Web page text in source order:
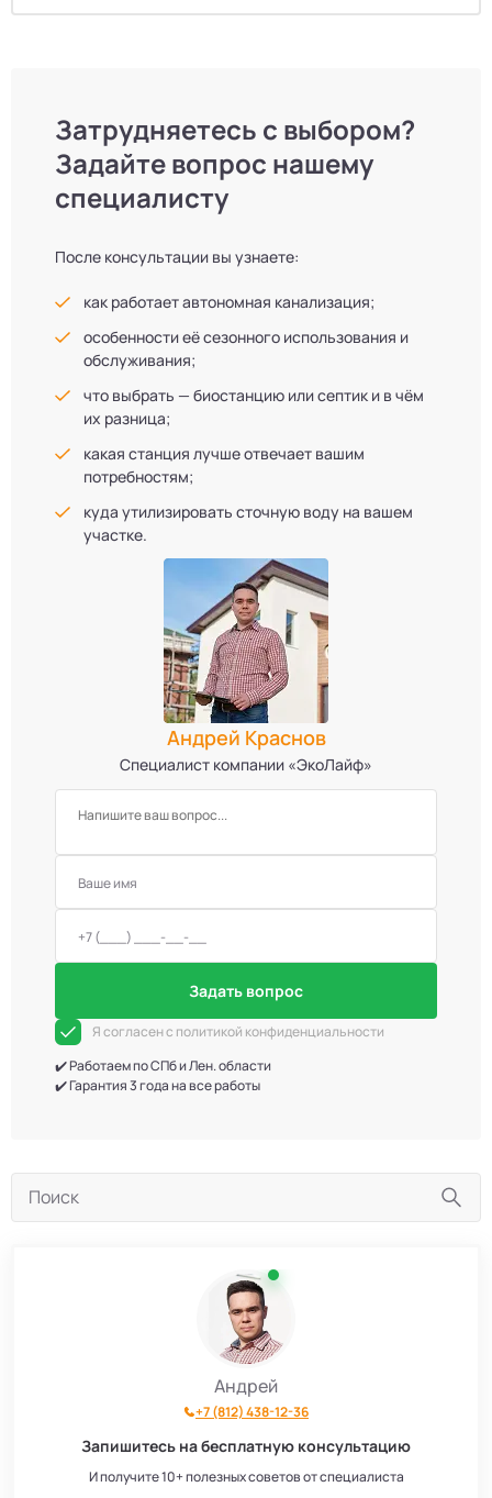
Андрей
+7 (812) 438-12-36
Запишитесь на бесплатную консультацию
И получите 10+ полезных советов от специалиста
Затрудняетесь с выбором?
Задайте вопрос нашему
специалисту
После консультации вы узнаете:
как работает автономная канализация;
особенности её сезонного использования и
обслуживания;
что выбрать — биостанцию или септик и в чём
их разница;
какая станция лучше отвечает вашим
потребностям;
куда утилизировать сточную воду на вашем
участке.
Андрей Краснов
Специалист компании «ЭкоЛайф»
Задать вопрос
Я согласен с политикой конфиденциальности
✔️ Работаем по СПб и Лен. области
✔️ Гарантия 3 года на все работы